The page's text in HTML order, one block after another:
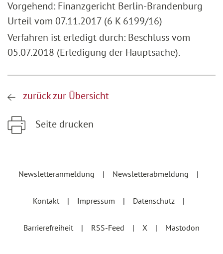
Vorgehend: Finanzgericht Berlin-Brandenburg
Urteil vom 07.11.2017 (6 K 6199/16)
Verfahren ist erledigt durch: Beschluss vom
05.07.2018 (Erledigung der Hauptsache).
zurück zur Übersicht
Seite drucken
Newsletteranmeldung
Newsletterabmeldung
Kontakt Impressum Datenschutz
Barrierefreiheit RSS-Feed X Mastodon